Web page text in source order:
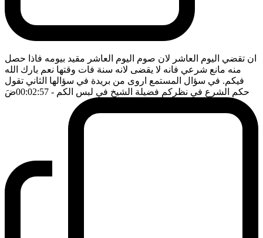
ان تقضي اليوم العاشر لان صوم اليوم العاشر مقيد بيومه فاذا حصل
منه مانع شرعي فانه لا يقضى لانه سنة فات وقتها نعم بارك الله
فيكم. في سؤال المستمع اروى من بريدة في سؤالها الثاني تقول
حكم الشرع في نظركم فضيلة الشيخ في لبس الكم - 00:02:57 ضَ